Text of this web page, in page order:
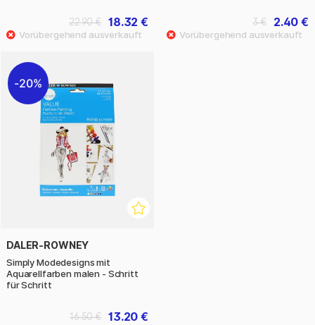
18.32 €
22.90 € 2.40 €
3 €
20%
DALER-ROWNEY
Simply Modedesigns mit
Aquarellfarben malen - Schritt
für Schritt
13.20 €
16.50 €